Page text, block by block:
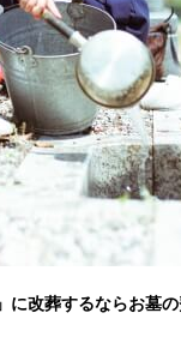
改葬するならお墓の